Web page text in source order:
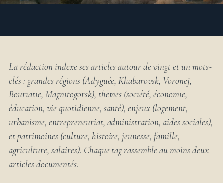
La rédaction indexe ses articles autour de vingt et un mots-
clés : grandes régions (Adyguée, Khabarovsk, Voronej,
Bouriatie, Magnitogorsk), thèmes (société, économie,
éducation, vie quotidienne, santé), enjeux (logement,
urbanisme, entrepreneuriat, administration, aides sociales),
et patrimoines (culture, histoire, jeunesse, famille,
agriculture, salaires). Chaque tag rassemble au moins deux
articles documentés.